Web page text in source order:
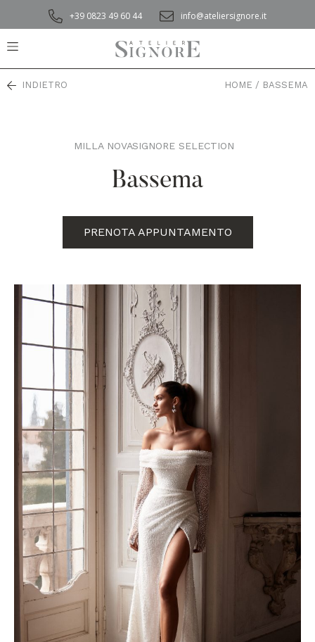
+39 0823 49 60 44 info@ateliersignore.it
INDIETRO HOME / BASSEMA
MILLA NOVA,
SIGNORE SELECTION
Bassema
PRENOTA APPUNTAMENTO